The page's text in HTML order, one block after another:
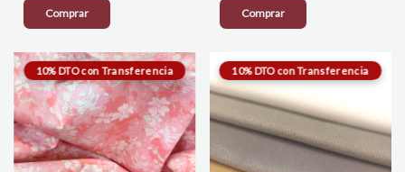
Comprar Comprar